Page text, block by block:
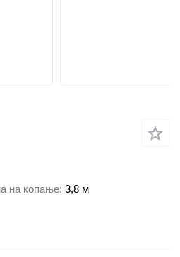
на копање 3,8 м